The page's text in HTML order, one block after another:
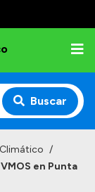
Buscar
/
en Punta